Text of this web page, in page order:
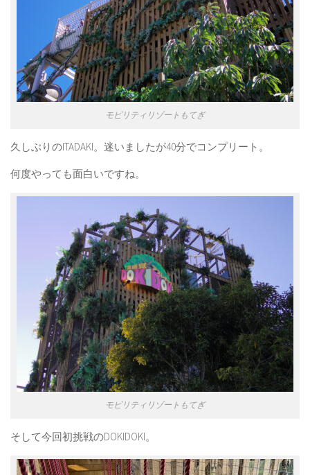
モビリティリゾートもてぎ
久しぶりのITADAKI。迷いましたが40分でコンプリート。
何度やっても面白いですね。
モビリティリゾートもてぎ
そして今回初挑戦のDOKIDOKI。